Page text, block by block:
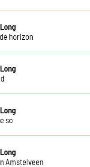
horizon
so
Amstelveen